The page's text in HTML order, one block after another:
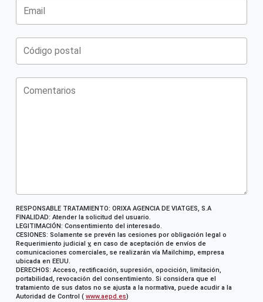
RESPONSABLE TRATAMIENTO: ORIXA AGENCIA DE VIATGES, S.A
FINALIDAD: Atender la solicitud del usuario.
LEGITIMACIÓN: Consentimiento del interesado.
CESIONES: Solamente se prevén las cesiones por obligación legal o
Requerimiento judicial y, en caso de aceptación de envíos de
comunicaciones comerciales, se realizarán vía Mailchimp, empresa
ubicada en EEUU.
DERECHOS: Acceso, rectificación, supresión, opocición, limitación,
portabilidad, revocación del consentimiento. Si considera que el
tratamiento de sus datos no se ajusta a la normativa, puede acudir a la
Autoridad de Control ( www.aepd.es)